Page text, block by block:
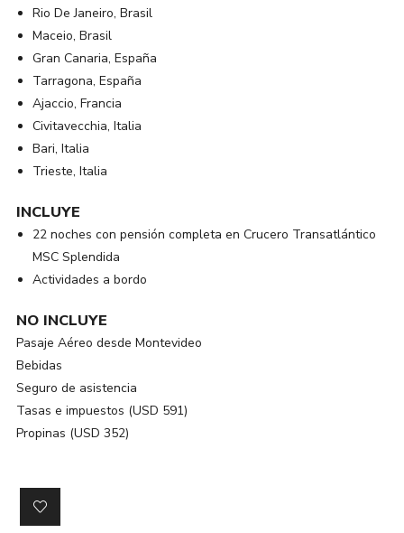
Rio De Janeiro, Brasil
Maceio, Brasil
Gran Canaria, España
Tarragona, España
Ajaccio, Francia
Civitavecchia, Italia
Bari, Italia
Trieste, Italia
INCLUYE
22 noches con pensión completa en Crucero Transatlántico
MSC Splendida
Actividades a bordo
NO INCLUYE
Pasaje Aéreo desde Montevideo
Bebidas
Seguro de asistencia
Tasas e impuestos (USD 591)
Propinas (USD 352)